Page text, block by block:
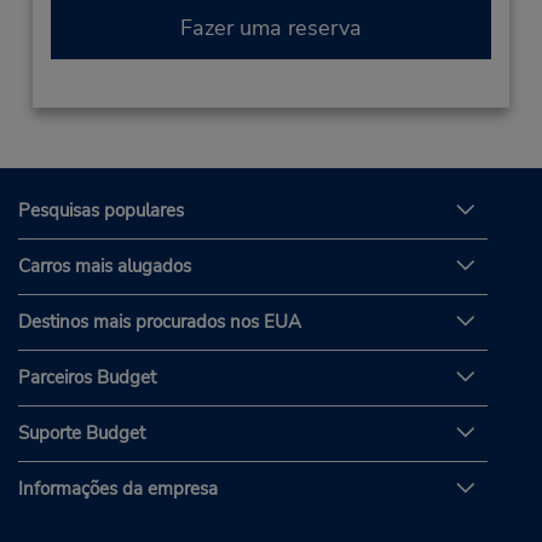
Fazer uma reserva
Pesquisas populares
Carros mais alugados
Destinos mais procurados nos EUA
Parceiros Budget
Suporte Budget
Informações da empresa